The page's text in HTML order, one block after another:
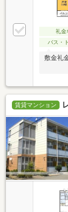
礼金
バス・
敷金礼
賃貸マンション